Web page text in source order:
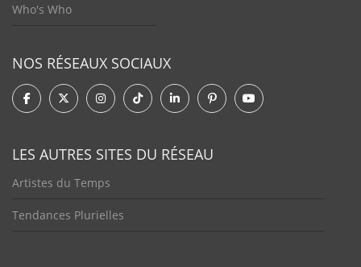
Who's Who
NOS RÉSEAUX SOCIAUX
LES AUTRES SITES DU RÉSEAU
Artistes du Temps
Tendances Plurielles